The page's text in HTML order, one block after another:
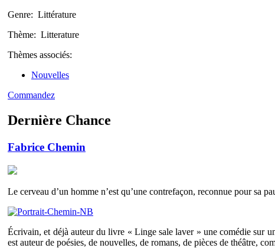
Genre: Littérature
Thème: Litterature
Thèmes associés:
Nouvelles
Commandez
Dernière Chance
Fabrice Chemin
Le cerveau d’un homme n’est qu’une contrefaçon, reconnue pour sa
Écrivain, et déjà auteur du livre « Linge sale laver » une comédie sur
est auteur de poésies, de nouvelles, de romans, de pièces de théâtre,